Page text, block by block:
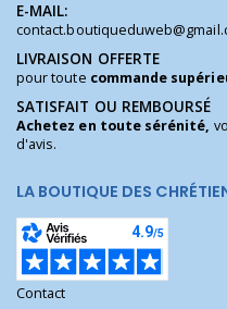
E-MAIL:
LIVRAISON OFFERTE
pour toute commande
SATISFAIT OU REMBOURSÉ
Achetez en toute sérénité,
d'avis.
LA BOUTIQUE DES
Contact